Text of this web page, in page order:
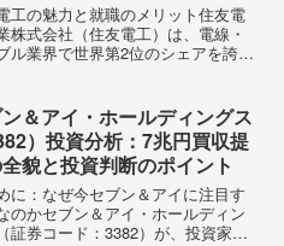
工の魅力と就職のメリット住友電
株式会社（住友電工）は、電線・
ル業界で世界第2位のシェアを誇る
ンフラ製品など幅広い分野で事業
し、国内外から...
＆アイ・ホールディングス
）投資分析：7兆円買収提
貌と投資判断のポイント
に：なぜ今セブン＆アイに注目す
のかセブン＆アイ・ホールディン
証券コード：3382）が、投資家か